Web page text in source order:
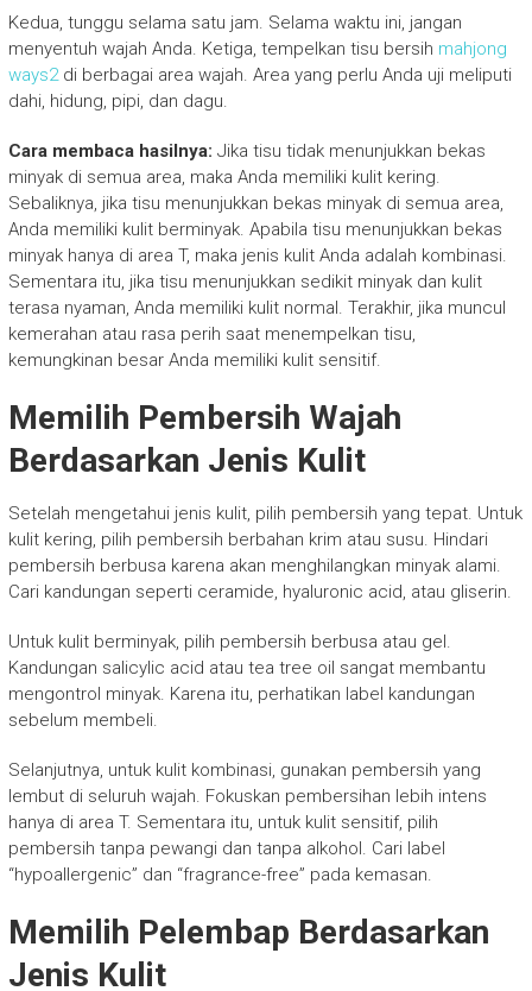
Kedua, tunggu selama satu jam. Selama waktu ini, jangan
menyentuh wajah Anda. Ketiga, tempelkan tisu bersih mahjong
ways2di berbagai area wajah. Area yang perlu Anda uji meliputi
dahi, hidung, pipi, dan dagu.
Cara membaca hasilnya: Jika tisu tidak menunjukkan bekas
minyak di semua area, maka Anda memiliki kulit kering.
Sebaliknya, jika tisu menunjukkan bekas minyak di semua area,
Anda memiliki kulit berminyak. Apabila tisu menunjukkan bekas
minyak hanya di area T, maka jenis kulit Anda adalah kombinasi.
Sementara itu, jika tisu menunjukkan sedikit minyak dan kulit
terasa nyaman, Anda memiliki kulit normal. Terakhir, jika muncul
kemerahan atau rasa perih saat menempelkan tisu,
kemungkinan besar Anda memiliki kulit sensitif.
Memilih Pembersih Wajah
Berdasarkan Jenis Kulit
Setelah mengetahui jenis kulit, pilih pembersih yang tepat. Untuk
kulit kering, pilih pembersih berbahan krim atau susu. Hindari
pembersih berbusa karena akan menghilangkan minyak alami.
Cari kandungan seperti ceramide, hyaluronic acid, atau gliserin.
Untuk kulit berminyak, pilih pembersih berbusa atau gel.
Kandungan salicylic acid atau tea tree oil sangat membantu
mengontrol minyak. Karena itu, perhatikan label kandungan
sebelum membeli.
Selanjutnya, untuk kulit kombinasi, gunakan pembersih yang
lembut di seluruh wajah. Fokuskan pembersihan lebih intens
hanya di area T. Sementara itu, untuk kulit sensitif, pilih
pembersih tanpa pewangi dan tanpa alkohol. Cari label
“hypoallergenic” dan “fragrance-free” pada kemasan.
Memilih Pelembap Berdasarkan
Jenis Kulit